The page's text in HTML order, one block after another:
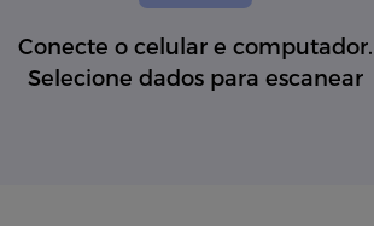
Conecte o celular e computador.
Selecione dados para escanear